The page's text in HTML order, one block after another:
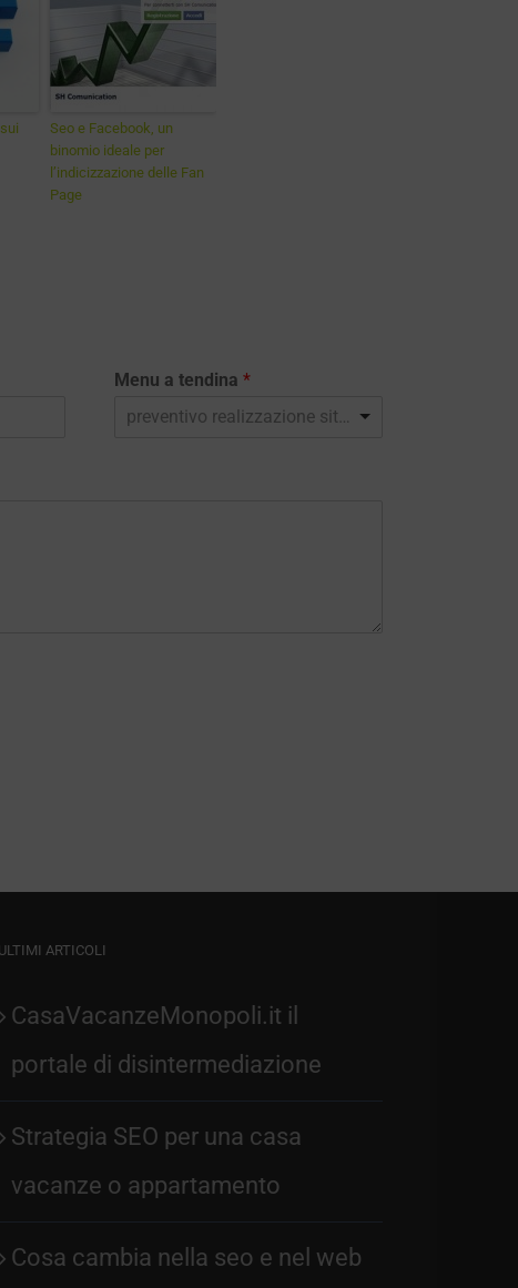
Seo e Facebook, un
binomio ideale per
l’indicizzazione delle Fan
Page
Menu a tendina *
preventivo realizzazione sito web
ULTIMI ARTICOLI
CasaVacanzeMonopoli.it il
portale di disintermediazione
Strategia SEO per una casa
vacanze o appartamento
Cosa cambia nella seo e nel web